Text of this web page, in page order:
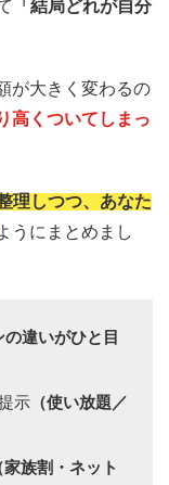
「結局どれが自分
が大きく変わるの
高くついてしまっ
理しつつ、あなた
うにまとめまし
の違いがひと目
示 （使い放題／
家族割・ネット